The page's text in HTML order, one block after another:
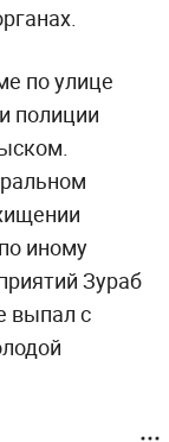
по улице
полиции
иному
Зураб
выпал с